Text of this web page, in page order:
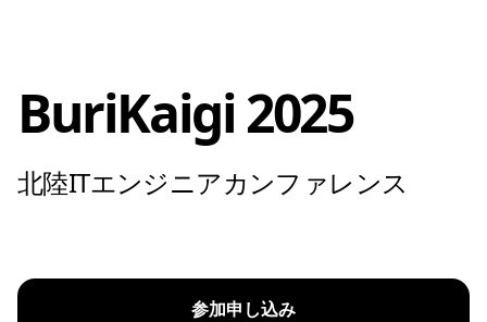
BuriKaigi 2025
北陸ITエンジニアカンファレンス
参加申し込み